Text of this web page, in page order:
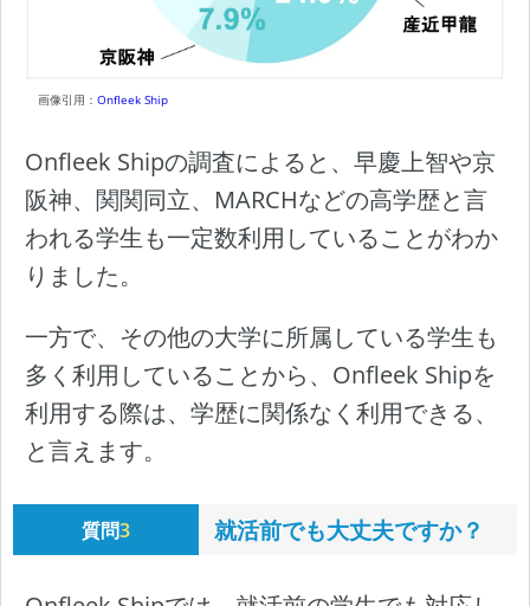
画像引用： Onfleek Ship
Onfleek Shipの調査によると、早慶上智や京
阪神、関関同立、MARCHなどの高学歴と言
われる学生も一定数利用していることがわか
りました。
一方で、その他の大学に所属している学生も
多く利用していることから、Onfleek Shipを
利用する際は、学歴に関係なく利用できる、
と言えます。
質問3 就活前でも大丈夫ですか？